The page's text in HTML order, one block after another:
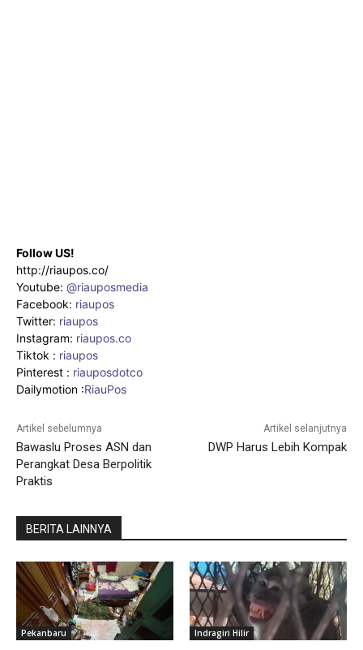
Follow US!
http://riaupos.co/
Youtube: @riauposmedia
Facebook: riaupos
Twitter: riaupos
Instagram: riaupos.co
Tiktok : riaupos
Pinterest : riauposdotco
Dailymotion :RiauPos
Artikel sebelumnya
Bawaslu Proses ASN dan
Perangkat Desa Berpolitik
Praktis
Artikel selanjutnya
DWP Harus Lebih Kompak
BERITA LAINNYA
Pekanbaru Indragiri Hilir